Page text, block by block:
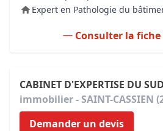
Expert en Pathologie du
Consulter la
CABINET D'EXPERTISE DU
immobilier - SAINT-CASSIEN
Demander un devis